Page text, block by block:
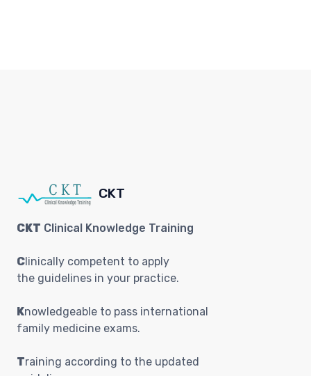
CKT
CKT Clinical Knowledge Training
C linically competent to apply
the guidelines in your practice.
Knowledgeable to pass international
family medicine exams.
Training according to the updated